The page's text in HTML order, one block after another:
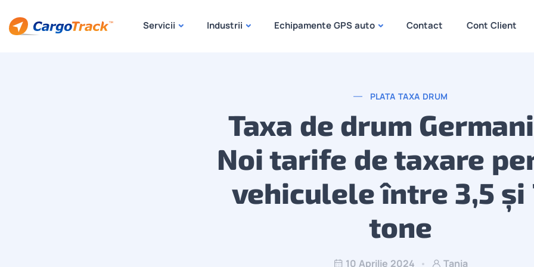
Servicii Industrii Echipamente GPS auto Contact Cont Client
PLATA TAXA DRUM
Taxa de drum
Noi tarife de taxare
vehiculele între 3,5 și
tone
10 Aprilie 2024 Tania